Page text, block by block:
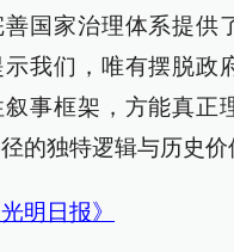
国家治理体系提供
我们，唯有摆脱政
叙事框架，方能真正
的独特逻辑与历史价
光明日报》